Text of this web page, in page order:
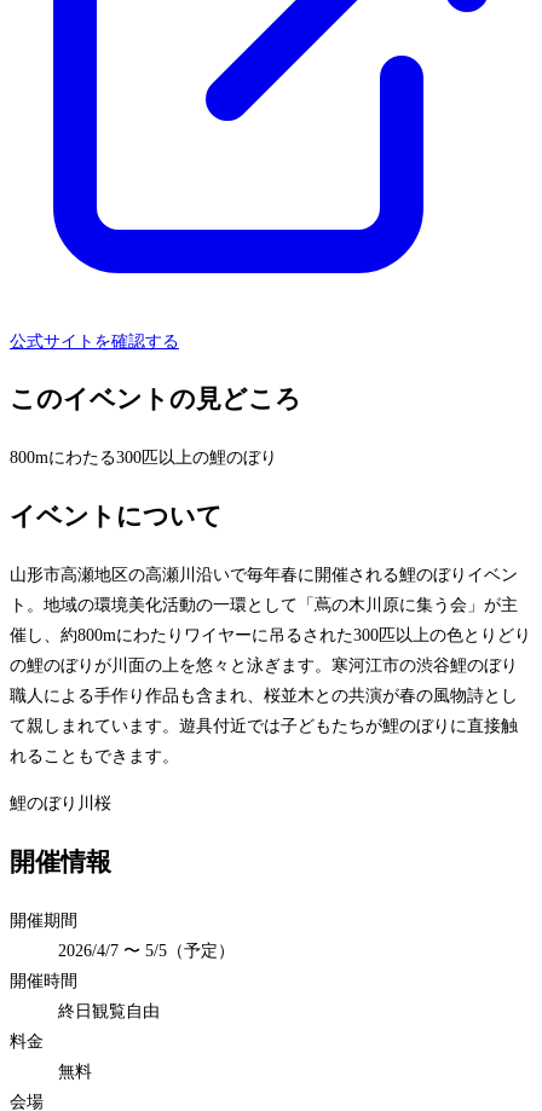
公式サイトを確認する
このイベントの見どころ
800mにわたる300匹以上の鯉のぼり
イベントについて
山形市高瀬地区の高瀬川沿いで毎年春に開催される鯉のぼりイベン
ト。地域の環境美化活動の一環として「蔦の木川原に集う会」が主
催し、約800mにわたりワイヤーに吊るされた300匹以上の色とりどり
の鯉のぼりが川面の上を悠々と泳ぎます。寒河江市の渋谷鯉のぼり
職人による手作り作品も含まれ、桜並木との共演が春の風物詩とし
て親しまれています。遊具付近では子どもたちが鯉のぼりに直接触
れることもできます。
鯉のぼり 川 桜
開催情報
開催期間
2026/4/7 〜 5/5（予定）
開催時間
終日観覧自由
料金
無料
会場